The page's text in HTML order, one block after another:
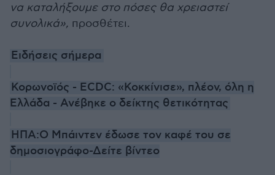
να καταλήξουμε στο πόσες θα χρειαστεί
συνολικά», προσθέτει.
Ειδήσεις σήμερα
Κορωνοϊός - ECDC: «Κοκκίνισε», πλέον, όλη η
Ελλάδα - Ανέβηκε ο δείκτης θετικότητας
ΗΠΑ:Ο Μπάιντεν έδωσε τον καφέ του σε
δημοσιογράφο-Δείτε βίντεο